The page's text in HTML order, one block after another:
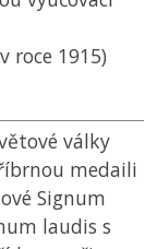
roce 1915)
války
medaili
Signum
laudis s